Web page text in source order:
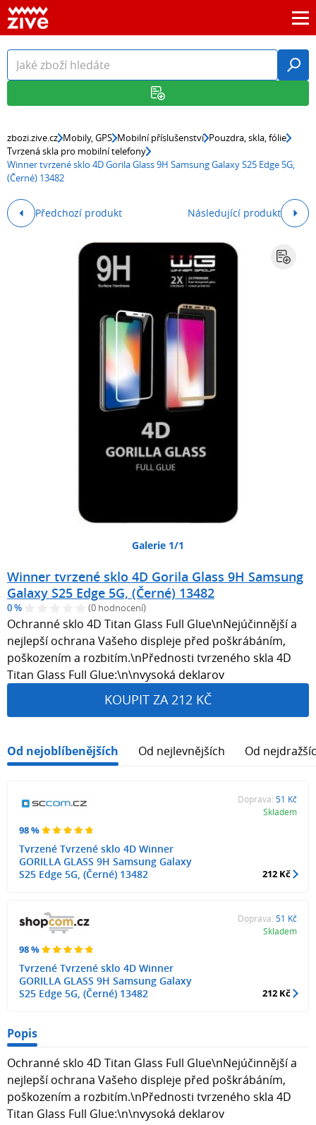
zbozi.zive.cz Mobily, GPS Mobilní příslušenství Pouzdra, skla, fólie
Tvrzená skla pro mobilní telefony
Winner tvrzené sklo 4D Gorila Glass 9H Samsung Galaxy S25 Edge 5G,
(Černé) 13482
Předchozí produkt Následující produkt
Galerie 1/1
Winner tvrzené sklo 4D Gorila Glass 9H Samsung
Galaxy S25 Edge 5G, (Černé) 13482
0 % (0 hodnocení)
Ochranné sklo 4D Titan Glass Full Glue\nNejúčinnější a
nejlepší ochrana Vašeho displeje před poškrábáním,
poškozením a rozbitím.\nPřednosti tvrzeného skla 4D
Titan Glass Full Glue:\n\nvysoká deklarov
KOUPIT ZA 212 KČ
Od nejoblíbenějších Od nejlevnějších Od
98 %
Tvrzené Tvrzené sklo 4D Winner
GORILLA GLASS 9H Samsung Galaxy
S25 Edge 5G, (Černé) 13482
Doprava: 51 Kč
Skladem
212 Kč
98 %
Tvrzené Tvrzené sklo 4D Winner
GORILLA GLASS 9H Samsung Galaxy
S25 Edge 5G, (Černé) 13482
Doprava: 51 Kč
Skladem
212 Kč
Popis
Ochranné sklo 4D Titan Glass Full Glue\nNejúčinnější a
nejlepší ochrana Vašeho displeje před poškrábáním,
poškozením a rozbitím.\nPřednosti tvrzeného skla 4D
Titan Glass Full Glue:\n\nvysoká deklarov